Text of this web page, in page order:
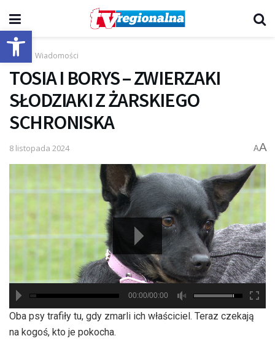
Otwórz pasek narzędzi
Start Wiadomości
TOSIA I BORYS – ZWIERZAKI
SŁODZIAKI Z ŻARSKIEGO
SCHRONISKA
8 listopada 2024 AA
hd2880
hd2160
hd2160
hd1440
highres
hd1080
hd720
large
medium
small
tiny
00:00/00:00
Oba psy trafiły tu, gdy zmarli ich właściciel. Teraz czekają
na kogoś, kto je pokocha.